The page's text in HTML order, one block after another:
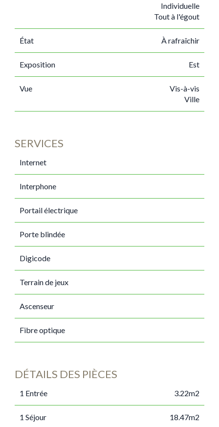
Individuelle
Tout à l'égout
État À rafraîchir
Exposition Est
Vue
Vis-à-vis
Ville
SERVICES
Internet
Interphone
Portail électrique
Porte blindée
Digicode
Terrain de jeux
Ascenseur
Fibre optique
DÉTAILS DES PIÈCES
1 Entrée 3.22m2
1 Séjour 18.47m2